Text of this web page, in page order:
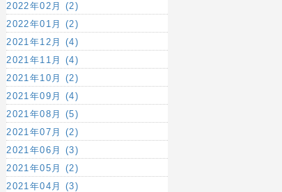
2022年02月 (2)
2022年01月 (2)
2021年12月 (4)
2021年11月 (4)
2021年10月 (2)
2021年09月 (4)
2021年08月 (5)
2021年07月 (2)
2021年06月 (3)
2021年05月 (2)
2021年04月 (3)